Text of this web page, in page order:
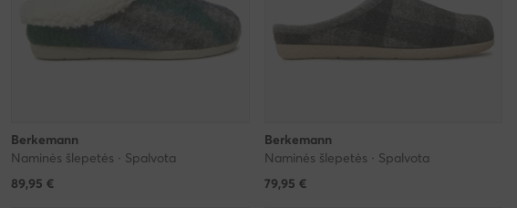
Berkemann
Naminės šlepetės · Spalvota
89,95 €
Berkemann
Naminės šlepetės · Spalvota
79,95 €